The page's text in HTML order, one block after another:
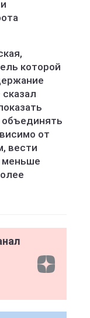
которой
объединять
от
вести
меньше